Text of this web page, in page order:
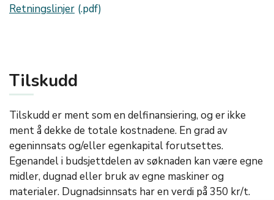
Retningslinjer
Tilskudd
Tilskudd er ment som en delfinansiering, og er ikke
ment å dekke de totale kostnadene. En grad av
egeninnsats og/eller egenkapital forutsettes.
Egenandel i budsjettdelen av søknaden kan være egne
midler, dugnad eller bruk av egne maskiner og
materialer. Dugnadsinnsats har en verdi på 350 kr/t.